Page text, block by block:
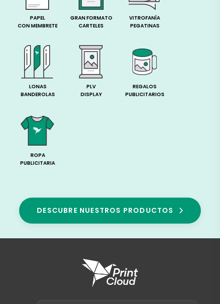
PAPEL
CON MEMBRETE
GRAN FORMATO
CARTELES
VITROFANÍA
PEGATINAS
LONAS
BANDEROLAS
PLV
DISPLAY
REGALOS
PUBLICITARIOS
ROPA
PUBLICITARIA
DESCUBRE NUESTROS PRODUCTOS